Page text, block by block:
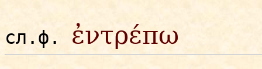
сл.ф. ἐντρέπω